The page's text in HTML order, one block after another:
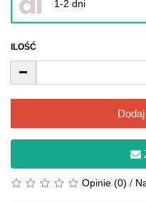
1-2 dni
ILOŚĆ
Opinie (0) /